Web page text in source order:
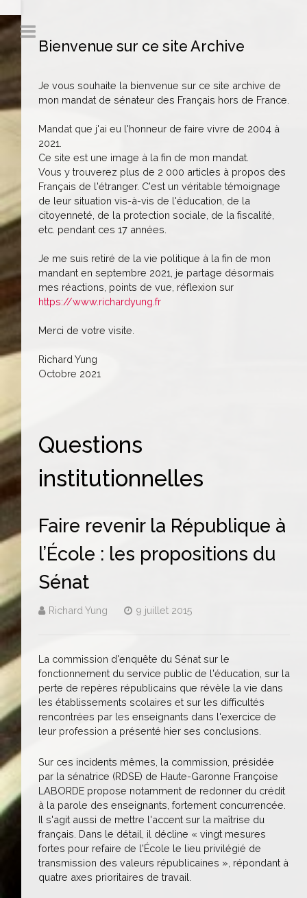
Bienvenue sur ce site Archive
Je vous souhaite la bienvenue sur ce site archive de
mon mandat de sénateur des Français hors de France.
Mandat que j'ai eu l'honneur de faire vivre de 2004 à
2021.
Ce site est une image à la fin de mon mandat.
Vous y trouverez plus de 2 000 articles à propos des
Français de l'étranger. C'est un véritable témoignage
de leur situation vis-à-vis de l'éducation, de la
citoyenneté, de la protection sociale, de la fiscalité,
etc. pendant ces 17 années.
Je me suis retiré de la vie politique à la fin de mon
mandant en septembre 2021, je partage désormais
mes réactions, points de vue, réflexion sur
https://www.richardyung.fr
Merci de votre visite.
Richard Yung
Octobre 2021
Questions
institutionnelles
Faire revenir la République à
l’École : les propositions du
Sénat
Richard Yung 9 juillet 2015
La commission d'enquête du Sénat sur le
fonctionnement du service public de l'éducation, sur la
perte de repères républicains que révèle la vie dans
les établissements scolaires et sur les difficultés
rencontrées par les enseignants dans l'exercice de
leur profession a présenté hier ses conclusions.
Sur ces incidents mêmes, la commission, présidée
par la sénatrice (RDSE) de Haute-Garonne Françoise
LABORDE propose notamment de redonner du crédit
à la parole des enseignants, fortement concurrencée.
Il s'agit aussi de mettre l'accent sur la maîtrise du
français. Dans le détail, il décline « vingt mesures
fortes pour refaire de l'École le lieu privilégié de
transmission des valeurs républicaines », répondant à
quatre axes prioritaires de travail.